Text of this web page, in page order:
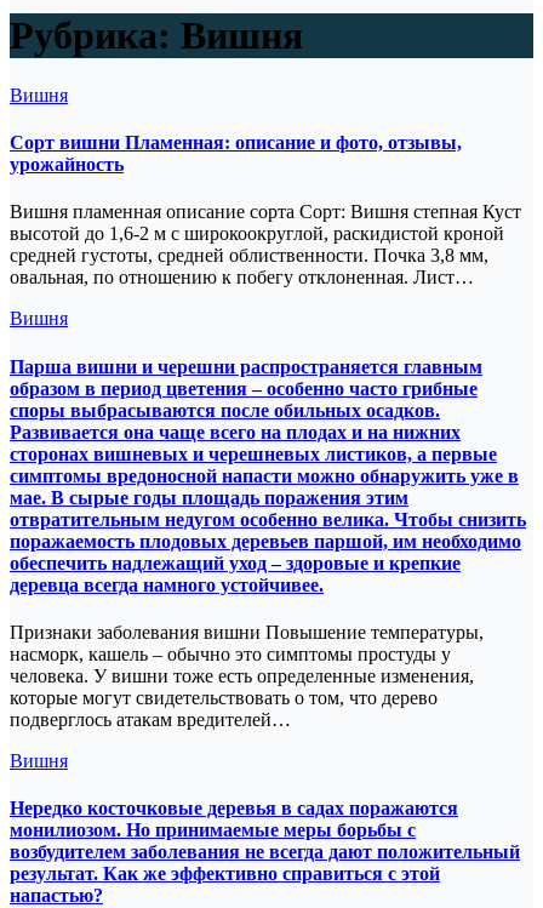
Рубрика: Вишня
Вишня
Сорт вишни Пламенная: описание и фото, отзывы,
урожайность
Вишня пламенная описание сорта Сорт: Вишня степная Куст
высотой до 1,6-2 м с широкоокруглой, раскидистой кроной
средней густоты, средней облиственности. Почка 3,8 мм,
овальная, по отношению к побегу отклоненная. Лист…
Вишня
Парша вишни и черешни распространяется главным
образом в период цветения – особенно часто грибные
споры выбрасываются после обильных осадков.
Развивается она чаще всего на плодах и на нижних
сторонах вишневых и черешневых листиков, а первые
симптомы вредоносной напасти можно обнаружить уже в
мае. В сырые годы площадь поражения этим
отвратительным недугом особенно велика. Чтобы снизить
поражаемость плодовых деревьев паршой, им необходимо
обеспечить надлежащий уход – здоровые и крепкие
деревца всегда намного устойчивее.
Признаки заболевания вишни Повышение температуры,
насморк, кашель – обычно это симптомы простуды у
человека. У вишни тоже есть определенные изменения,
которые могут свидетельствовать о том, что дерево
подверглось атакам вредителей…
Вишня
Нередко косточковые деревья в садах поражаются
монилиозом. Но принимаемые меры борьбы с
возбудителем заболевания не всегда дают положительный
результат. Как же эффективно справиться с этой
напастью?